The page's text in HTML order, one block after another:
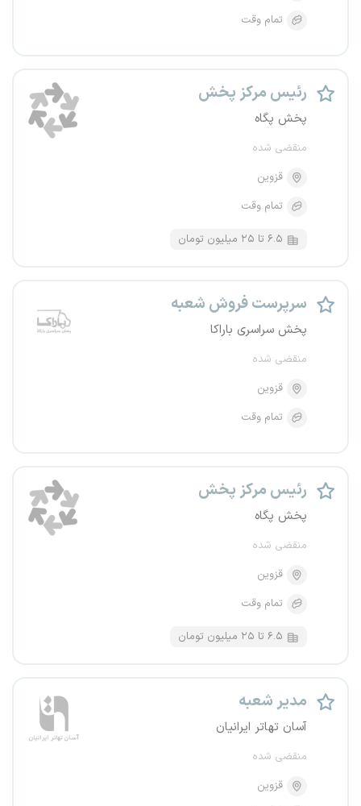
تمام وقت
رئیس مرکز پخش
پخش پگاه
منقضی شده
قزوین
تمام وقت
۶.۵ تا ۲۵ میلیون تومان
سرپرست فروش شعبه
پخش سراسری باراکا
منقضی شده
قزوین
تمام وقت
رئیس مرکز پخش
پخش پگاه
منقضی شده
قزوین
تمام وقت
۶.۵ تا ۲۵ میلیون تومان
مدیر شعبه
آسان تهاتر ایرانیان
منقضی شده
قزوین